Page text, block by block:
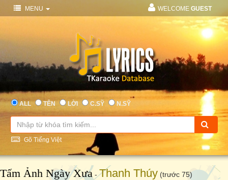
MENU WELCOME GUEST
ALL TÊN LỜI C.SỸ N.SỸ
Gõ Tiếng Việt
Tấm Ảnh Ngày Xưa -Thanh Thúy (trước 75)